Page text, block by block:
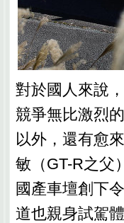
對於國人來說
競爭無比激烈
以外，還有愈
敏（GT-R之父
國產車壇創下
道也親身試駕